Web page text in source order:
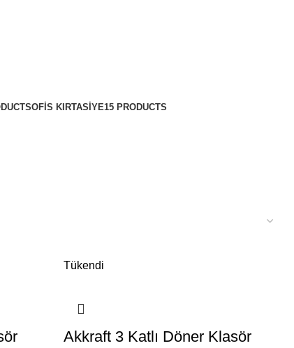
OFIS KIRTASIYE15 PRODUCTS
Tükendi
Akkraft 3 Katlı Döner Klasör